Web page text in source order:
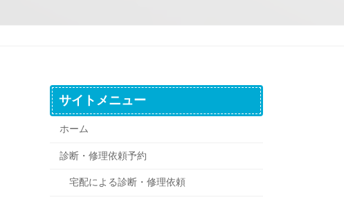
サイトメニュー
ホーム
診断・修理依頼予約
宅配による診断・修理依頼